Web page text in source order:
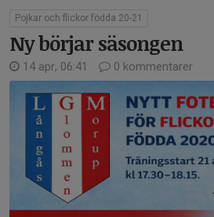
Pojkar och flickor födda 20-21
Ny börjar säsongen
14 apr, 06:41 0 kommentarer